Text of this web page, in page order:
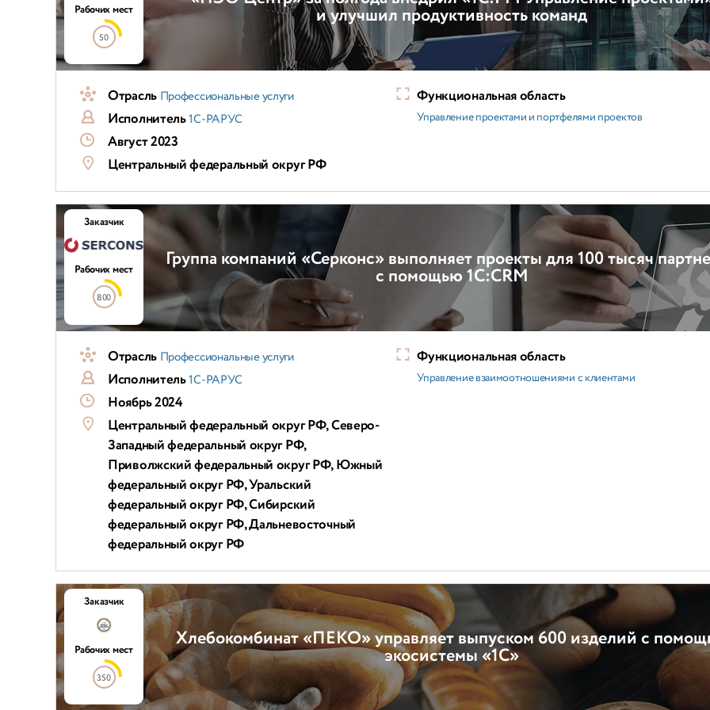
и улучшил продуктивность команд
Рабочих мест
50
Отрасль Профессиональные услуги
Исполнитель1С-РАРУС
Август 2023
Центральный федеральный округ РФ
Функциональная область
Управление проектами и портфелями проектов
Группа компаний «Серконс» выполняет проекты для 100 тысяч
с помощью 1С:CRM
Заказчик
Рабочих мест
800
Отрасль Профессиональные услуги
Исполнитель1С-РАРУС
Ноябрь 2024
Центральный федеральный округ РФ, Северо-
Западный федеральный округ РФ,
Приволжский федеральный округ РФ, Южный
федеральный округ РФ, Уральский
федеральный округ РФ, Сибирский
федеральный округ РФ, Дальневосточный
федеральный округ РФ
Функциональная область
Управление взаимоотношениями с клиентами
Хлебокомбинат «ПЕКО» управляет выпуском 600 изделий с
экосистемы «1С»
Заказчик
Рабочих мест
350